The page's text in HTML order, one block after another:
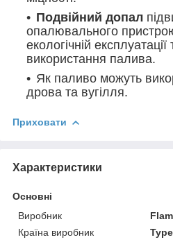
Подвійний допал
опалювального
екологічній
використання палива.
Як паливо можуть
дрова та вугілля.
Приховати
Характеристики
Основні
Виробник
Країна виробник